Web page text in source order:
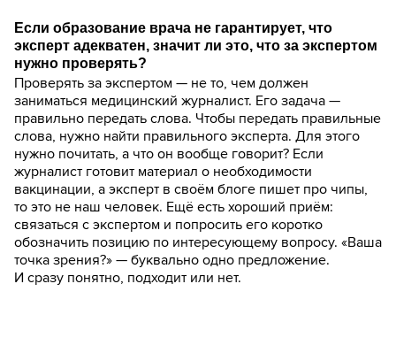
Если образование врача не гарантирует, что
эксперт адекватен, значит ли это, что за экспертом
нужно проверять?
Проверять за экспертом — не то, чем должен
заниматься медицинский журналист. Его задача —
правильно передать слова. Чтобы передать правильные
слова, нужно найти правильного эксперта. Для этого
нужно почитать, а что он вообще говорит? Если
журналист готовит материал о необходимости
вакцинации, а эксперт в своём блоге пишет про чипы,
то это не наш человек. Ещё есть хороший приём:
связаться с экспертом и попросить его коротко
обозначить позицию по интересующему вопросу. «Ваша
точка зрения?» — буквально одно предложение.
И сразу понятно, подходит или нет.